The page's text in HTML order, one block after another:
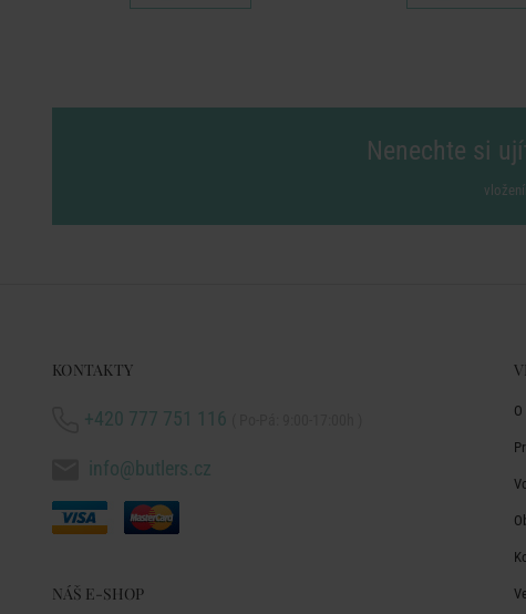
Nenechte si
KONTAKTY
+420 777 751 116
info@butlers.cz
NÁŠ E-SHOP